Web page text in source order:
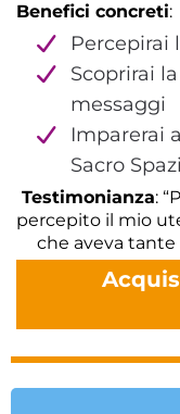
Benefici concreti:
Percepirai
Scoprirai
messaggi
Imparerai
Sacro
Testimonianza:
percepito il mio
che aveva tante